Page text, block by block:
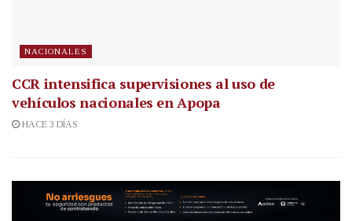
NACIONALES
CCR intensifica supervisiones al uso de
vehículos nacionales en Apopa
HACE 3 DÍAS